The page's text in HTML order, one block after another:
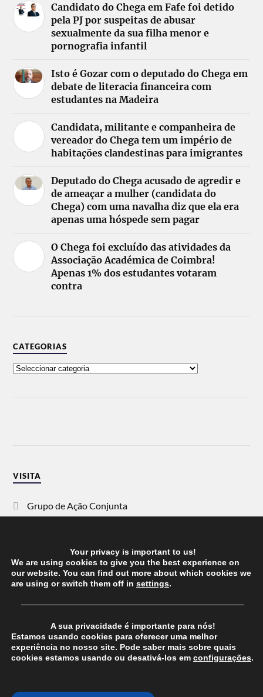
Candidato do Chega em Fafe foi detido
pela PJ por suspeitas de abusar
sexualmente da sua filha menor e
pornografia infantil
Isto é Gozar com o deputado do Chega em
debate de literacia financeira com
estudantes na Madeira
Candidata, militante e companheira de
vereador do Chega tem um império de
habitações clandestinas para imigrantes
Deputado do Chega acusado de agredir e
de ameaçar a mulher (candidata do
Chega) com uma navalha diz que ela era
apenas uma hóspede sem pagar
O Chega foi excluído das atividades da
Associação Académica de Coimbra!
Apenas 1% dos estudantes votaram
contra
CATEGORIAS
VISITA
Grupo de Ação Conjunta
Vida Justa
dezanove
Your privacy is important to us!
We are using cookies to give you the best experience on
our website. You can find out more about which cookies we
are using or switch them off in settings.
──────────────────────────────────────
A sua privacidade é importante para nós!
Estamos usando cookies para oferecer uma melhor
experiência no nosso site. Pode saber mais sobre quais
cookies estamos usando ou desativá-los em configurações.